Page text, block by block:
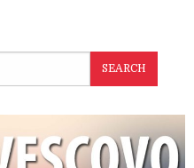
SEARCH